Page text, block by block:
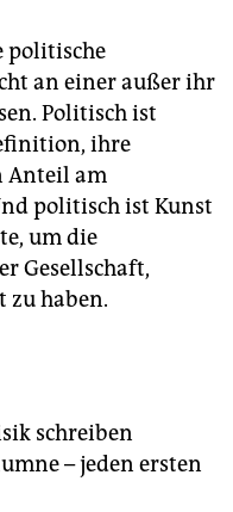
politische
an einer außer ihr
Politisch ist
ihre
Anteil am
politisch ist Kunst
um die
Gesellschaft,
zu haben.
schreiben
– jeden ersten